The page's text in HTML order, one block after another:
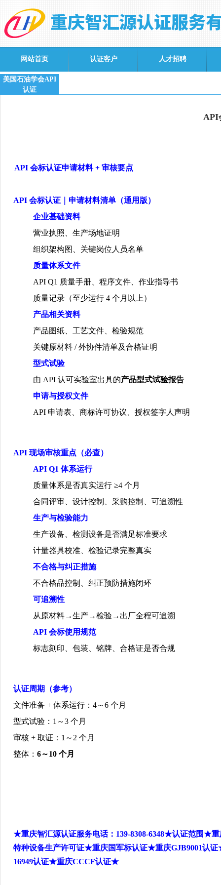
网站首页 认证客户 人才招聘
美国石油学会API
认证
API
API 会标认证申请材料+ 审核要点
API 会标认证｜申请材料清单（通用版）
企业基础资料
营业执照、生产场地证明
组织架构图、关键岗位人员名单
质量体系文件
API Q1 质量手册、程序文件、作业指导书
质量记录（至少运行 4 个月以上）
产品相关资料
产品图纸、工艺文件、检验规范
关键原材料 /外协件清单及合格证明
型式试验
由 API 认可实验室出具的产品型式试验报告
申请与授权文件
API 申请表、商标许可协议、授权签字人声明
API 现场审核重点（必查）
API Q1 体系运行
质量体系是否真实运行 ≥4 个月
合同评审、设计控制、采购控制、可追溯性
生产与检验能力
生产设备、检测设备是否满足标准要求
计量器具校准、检验记录完整真实
不合格与纠正措施
不合格品控制、纠正预防措施闭环
可追溯性
从原材料→生产→检验→ 出厂全程可追溯
API 会标使用规范
标志刻印、包装、铭牌、合格证是否合规
认证周期（参考）
文件准备 + 体系运行： 4～6 个月
型式试验： 1 ～3 个月
审核 + 取证： 1 ～ 2 个月
整体： 6～10 个月
★重庆智汇源认证服务电话： 139-8308-6348★认证范围★重
特种设备生产许可证★重庆国军标认证★重庆GJB9001认证
16949认证★重庆CCCF认证★